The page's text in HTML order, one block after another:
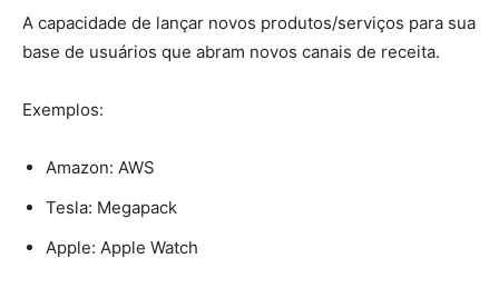
A capacidade de lançar novos produtos/serviços para sua
base de usuários que abram novos canais de receita.
Exemplos:
Amazon: AWS
Tesla: Megapack
Apple: Apple Watch